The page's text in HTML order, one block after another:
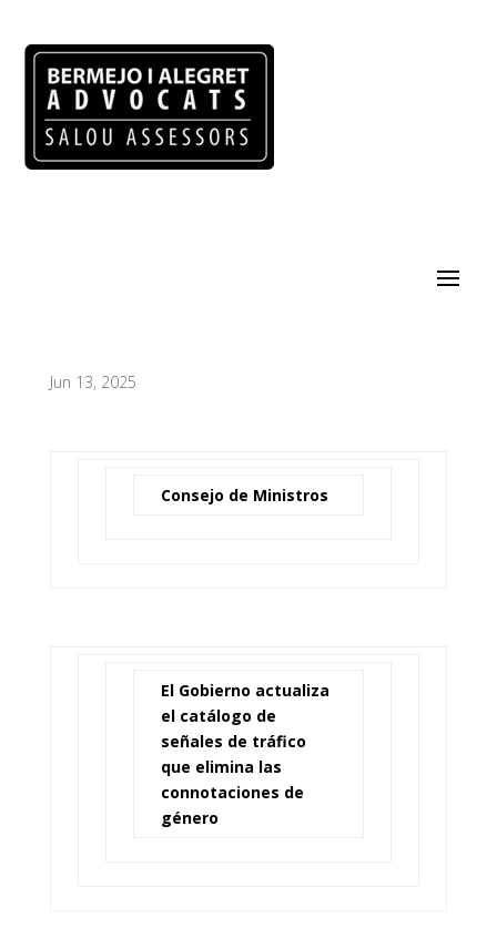
Jun 13, 2025
Consejo de Ministros
El Gobierno actualiza
el catálogo de
señales de tráfico
que elimina las
connotaciones de
género